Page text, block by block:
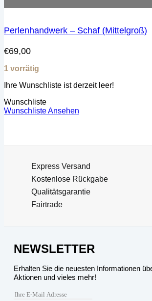
Perlenhandwerk – Schaf (Mittelgroß)
€69,00
1 vorrätig
Ihre Wunschliste ist derzeit leer!
Wunschliste
Wunschliste Ansehen
Express Versand
Kostenlose Rückgabe
Qualitätsgarantie
Fairtrade
NEWSLETTER
Erhalten Sie die neuesten Informationen
Aktionen und vieles mehr!